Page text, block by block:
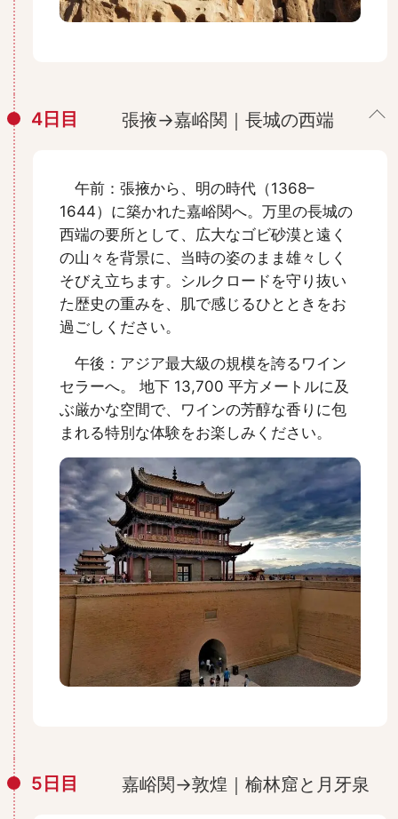
4日目 張掖→嘉峪関｜長城の西端
午前：張掖から、明の時代（1368–
1644）に築かれた嘉峪関へ。万里の長城の
西端の要所として、広大なゴビ砂漠と遠く
の山々を背景に、当時の姿のまま雄々しく
そびえ立ちます。シルクロードを守り抜い
た歴史の重みを、肌で感じるひとときをお
過ごしください。
午後：アジア最大級の規模を誇るワイン
セラーへ。 地下 13,700 平方メートルに及
ぶ厳かな空間で、ワインの芳醇な香りに包
まれる特別な体験をお楽しみください。
5日目 嘉峪関→敦煌｜榆林窟と月牙泉